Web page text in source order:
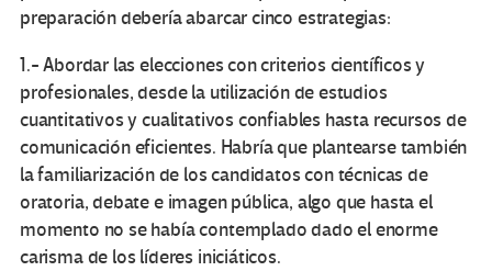
preparación debería abarcar cinco estrategias:
1.- Abordar las elecciones con criterios científicos y
profesionales, desde la utilización de estudios
cuantitativos y cualitativos confiables hasta recursos de
comunicación eficientes. Habría que plantearse también
la familiarización de los candidatos con técnicas de
oratoria, debate e imagen pública, algo que hasta el
momento no se había contemplado dado el enorme
carisma de los líderes iniciáticos.